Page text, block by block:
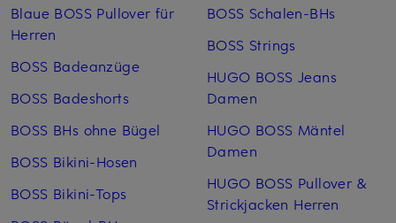
Blaue BOSS Pullover für
Herren
BOSS Badeanzüge
BOSS Badeshorts
BOSS BHs ohne Bügel
BOSS Bikini-Hosen
BOSS Bikini-Tops
BOSS Schalen-BHs
BOSS Strings
HUGO BOSS Jeans
Damen
HUGO BOSS Mäntel
Damen
HUGO BOSS Pullover &
Strickjacken Herren